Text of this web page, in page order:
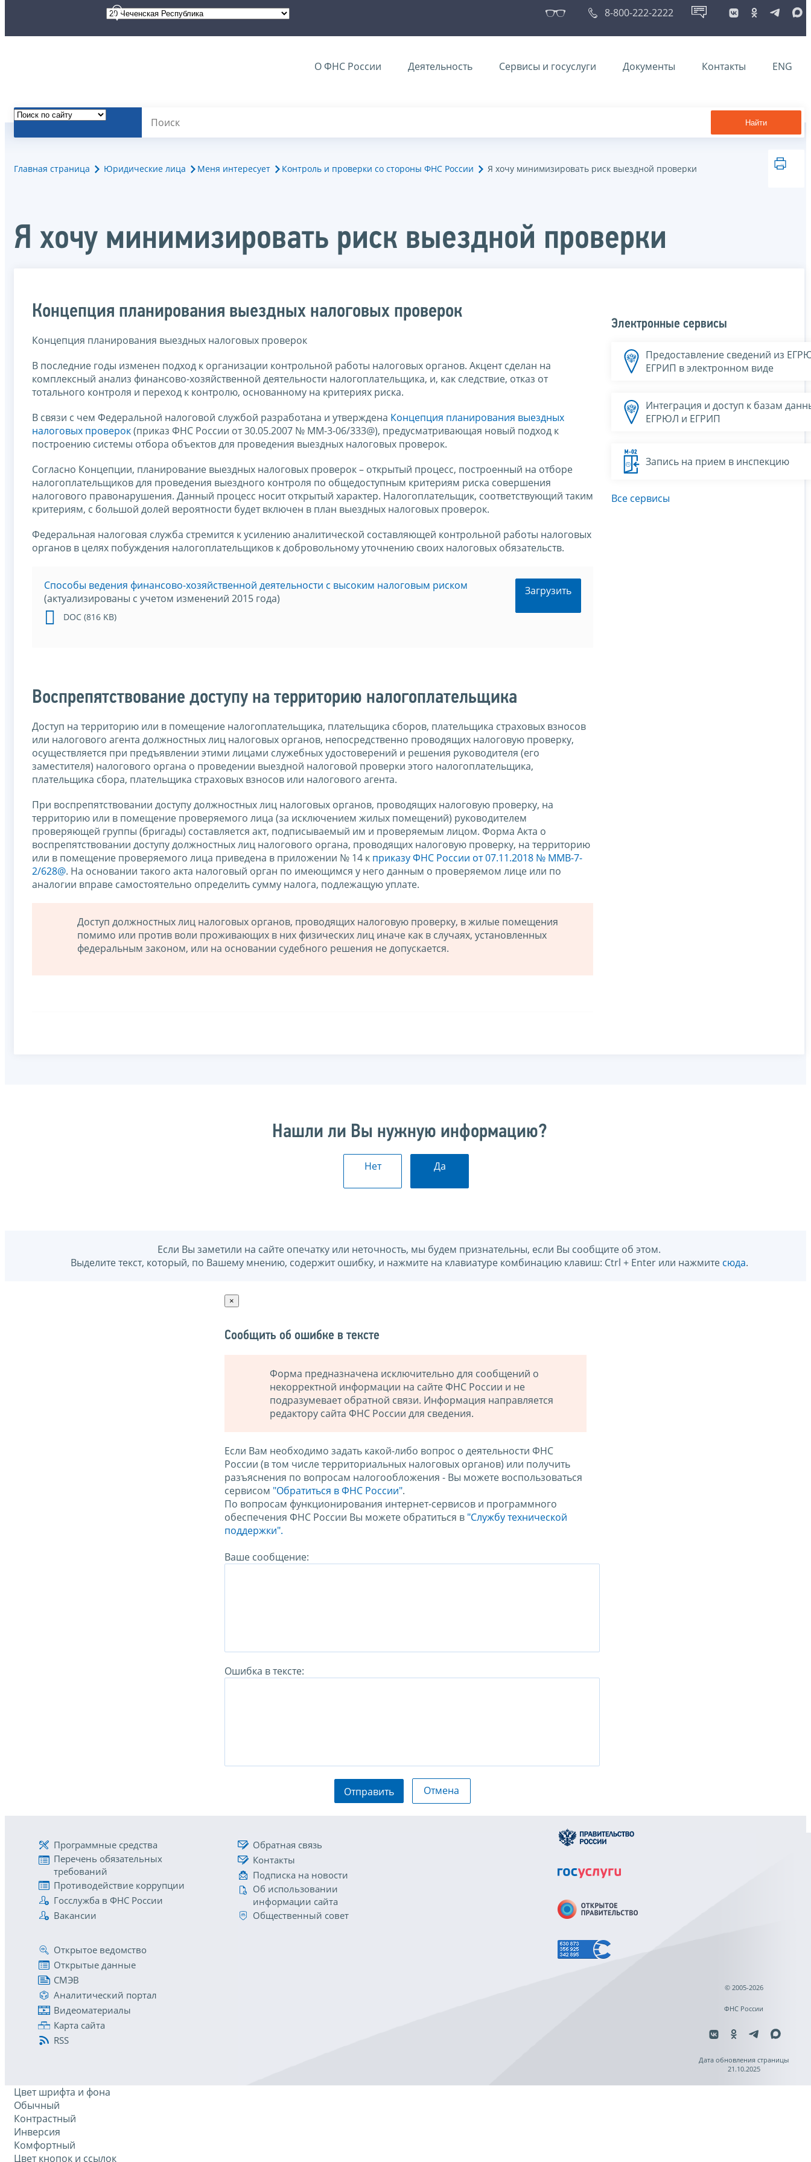
8-800-222-2222
О ФНС России Деятельность Сервисы и госуслуги Документы Контакты ENG
Найти
Главная страница Юридические лица Меня интересует Контроль и проверки со стороны ФНС России Я хочу минимизировать риск выездной проверки
Я хочу минимизировать риск выездной проверки
Концепция планирования выездных налоговых проверок
Концепция планирования выездных налоговых проверок
В последние годы изменен подход к организации контрольной работы налоговых органов. Акцент сделан на
комплексный анализ финансово-хозяйственной деятельности налогоплательщика, и, как следствие, отказ от
тотального контроля и переход к контролю, основанному на критериях риска.
В связи с чем Федеральной налоговой службой разработана и утверждена Концепция планирования выездных
налоговых проверок(приказ ФНС России от 30.05.2007 № ММ-3-06/333@), предусматривающая новый подход к
построению системы отбора объектов для проведения выездных налоговых проверок.
Согласно Концепции, планирование выездных налоговых проверок – открытый процесс, построенный на отборе
налогоплательщиков для проведения выездного контроля по общедоступным критериям риска совершения
налогового правонарушения. Данный процесс носит открытый характер. Налогоплательщик, соответствующий таким
критериям, с большой долей вероятности будет включен в план выездных налоговых проверок.
Федеральная налоговая служба стремится к усилению аналитической составляющей контрольной работы налоговых
органов в целях побуждения налогоплательщиков к добровольному уточнению своих налоговых обязательств.
Способы ведения финансово-хозяйственной деятельности с высоким налоговым риском
(актуализированы с учетом изменений 2015 года)
DOC (816 KB)
Загрузить
Воспрепятствование доступу на территорию налогоплательщика
Доступ на территорию или в помещение налогоплательщика, плательщика сборов, плательщика страховых взносов
или налогового агента должностных лиц налоговых органов, непосредственно проводящих налоговую проверку,
осуществляется при предъявлении этими лицами служебных удостоверений и решения руководителя (его
заместителя) налогового органа о проведении выездной налоговой проверки этого налогоплательщика,
плательщика сбора, плательщика страховых взносов или налогового агента.
При воспрепятствовании доступу должностных лиц налоговых органов, проводящих налоговую проверку, на
территорию или в помещение проверяемого лица (за исключением жилых помещений) руководителем
проверяющей группы (бригады) составляется акт, подписываемый им и проверяемым лицом. Форма Акта о
воспрепятствовании доступу должностных лиц налогового органа, проводящих налоговую проверку, на территорию
или в помещение проверяемого лица приведена в приложении № 14 к приказу ФНС России от 07.11.2018 № ММВ-7-
2/628@. На основании такого акта налоговый орган по имеющимся у него данным о проверяемом лице или по
аналогии вправе самостоятельно определить сумму налога, подлежащую уплате.
Доступ должностных лиц налоговых органов, проводящих налоговую проверку, в жилые помещения
помимо или против воли проживающих в них физических лиц иначе как в случаях, установленных
федеральным законом, или на основании судебного решения не допускается.
Электронные сервисы
Предоставление сведений из
ЕГРИП в электронном виде
Интеграция и доступ к базам
ЕГРЮЛ и ЕГРИП
Запись на прием в инспекцию
Все сервисы
Нашли ли Вы нужную информацию?
Нет Да
Если Вы заметили на сайте опечатку или неточность, мы будем признательны, если Вы сообщите об этом.
Выделите текст, который, по Вашему мнению, содержит ошибку, и нажмите на клавиатуре комбинацию клавиш: Ctrl + Enter или нажмите сюда.
×
Сообщить об ошибке в тексте
Форма предназначена исключительно для сообщений о
некорректной информации на сайте ФНС России и не
подразумевает обратной связи. Информация направляется
редактору сайта ФНС России для сведения.
Если Вам необходимо задать какой-либо вопрос о деятельности ФНС
России (в том числе территориальных налоговых органов) или получить
разъяснения по вопросам налогообложения - Вы можете воспользоваться
сервисом "Обратиться в ФНС России".
По вопросам функционирования интернет-сервисов и программного
обеспечения ФНС России Вы можете обратиться в "Службу технической
поддержки".
Ваше сообщение:
Ошибка в тексте:
Отправить Отмена
Программные средства
Перечень обязательных
требований
Противодействие коррупции
Госслужба в ФНС России
Вакансии
Обратная связь
Контакты
Подписка на новости
Об использовании
информации сайта
Общественный совет
Открытое ведомство
Открытые данные
СМЭВ
Аналитический портал
Видеоматериалы
Карта сайта
RSS
© 2005-2026
ФНС России
Дата обновления страницы
21.10.2025
Цвет шрифта и фона
Обычный
Контрастный
Инверсия
Комфортный
Цвет кнопок и ссылок